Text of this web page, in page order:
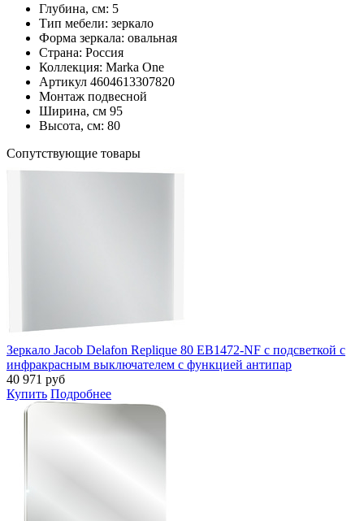
Глубина, см: 5
Тип мебели: зеркало
Форма зеркала: овальная
Страна: Россия
Коллекция: Marka One
Артикул 4604613307820
Монтаж подвесной
Ширина, см 95
Высота, см: 80
Cопутствующие товары
Зеркало Jacob Delafon Replique 80 EB1472-NF с подсветкой с
инфракрасным выключателем с функцией антипар
40 971 руб
Купить Подробнее